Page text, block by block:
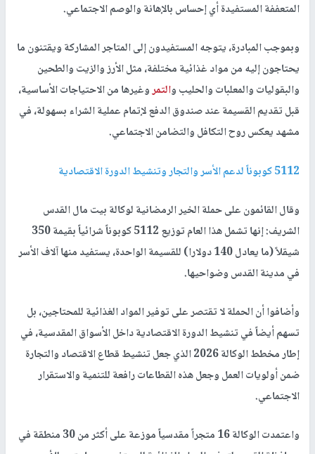
المتعففة المستفيدة أي إحساس بالإهانة والوصم الاجتماعي.
وبموجب المبادرة، يتوجه المستفيدون إلى المتاجر المشاركة ويقتنون ما
يحتاجون إليه من مواد غذائية مختلفة، مثل الأرز والزيت والطحين
والبقوليات والمعلبات والحليب والتمروغيرها من الاحتياجات الأساسية،
قبل تقديم القسيمة عند صندوق الدفع لإتمام عملية الشراء بسهولة، في
مشهد يعكس روح التكافل والتضامن الاجتماعي.
5112 كوبوناً لدعم الأسر والتجار وتنشيط الدورة الاقتصادية
وقال القائمون على حملة الخير الرمضانية لوكالة بيت مال القدس
الشريف: إنها تشمل هذا العام توزيع 5112 كوبوناً شرائياً بقيمة 350
شيقلاً (ما يعادل 140 دولارا) للقسيمة الواحدة، يستفيد منها آلاف الأسر
في مدينة القدس وضواحيها.
وأضافوا أن الحملة لا تقتصر على توفير المواد الغذائية للمحتاجين، بل
تسهم أيضاً في تنشيط الدورة الاقتصادية داخل الأسواق المقدسية، في
إطار مخطط الوكالة 2026 الذي جعل تنشيط قطاع الاقتصاد والتجارة
ضمن أولويات العمل وجعل هذه القطاعات رافعة للتنمية والاستقرار
الاجتماعي.
واعتمدت الوكالة 16 متجراً مقدسياً موزعة على أكثر من 30 منطقة في